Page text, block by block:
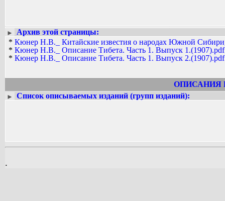
Среди его выдающихся
востоковеды П.В. Шкуркин, И.Г.
К.А. Харнский, Р.Е. Пубаев.
►
Архив этой страницы:
* Кюнер Н.В._ Китайские известия о народах Южной
* Кюнер Н.В._ Описание Тибета. Часть 1. Выпуск 1.(1907).pdf
* Кюнер Н.В._ Описание Тибета. Часть 1. Выпуск 2.(1907).pdf
ОПИСАНИЯ
► Список описываемых изданий (групп изданий):
.